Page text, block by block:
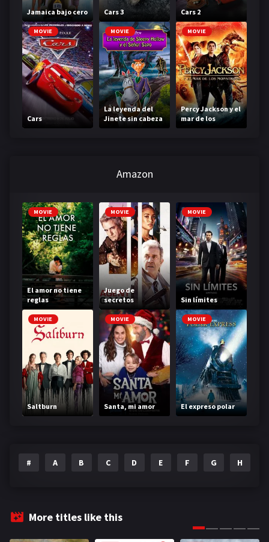
Jamaica bajo cero Cars 3 Cars 2
MOVIE
Cars
MOVIE
La leyenda del
Jinete sin cabeza
MOVIE
Percy Jackson y el
mar de los
monstruos
Amazon
MOVIE
El amor no tiene
reglas
MOVIE
Juego de
secretos
MOVIE
Sin límites
MOVIE
Saltburn
MOVIE
Santa, mi amor
MOVIE
El expreso polar
# A B C D E F G H
More titles like this